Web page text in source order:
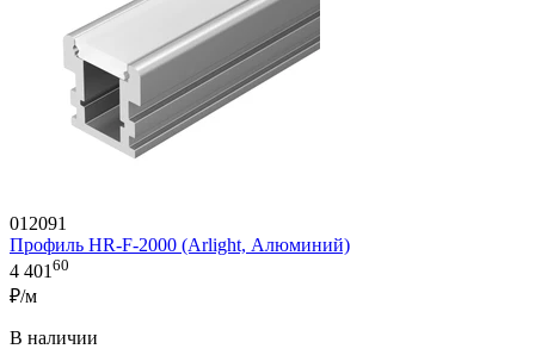
012091
Профиль HR-F-2000 (Arlight, Алюминий)
4 401 60
₽/м
В наличии